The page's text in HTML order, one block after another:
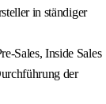
in ständiger
Sales, Inside Sales
der